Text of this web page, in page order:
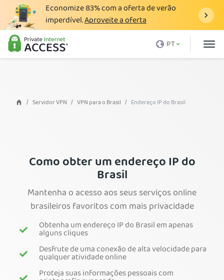
Economize83%com a oferta de verão
imperdível.Aproveite a oferta
PT
O que é uma VPN
Por que a PIA
Vantagens VPN
Obtenha o PIA VPN
Servidor VPN VPN para o Brasil Endereço IP do Brasil
Como obter um endereço IP do
Brasil
Mantenha o acesso aos seus serviços online
brasileiros favoritos com mais privacidade
Obtenha um endereço IP do Brasil em apenas
alguns cliques
Desfrute de uma conexão de alta velocidade para
qualquer atividade online
Proteja suas informações pessoais com